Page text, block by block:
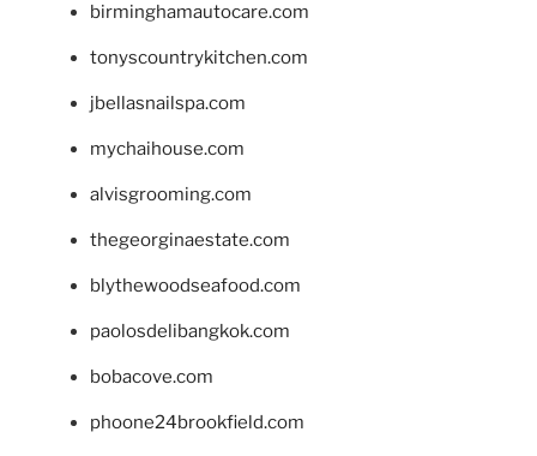
birminghamautocare.com
tonyscountrykitchen.com
jbellasnailspa.com
mychaihouse.com
alvisgrooming.com
thegeorginaestate.com
blythewoodseafood.com
paolosdelibangkok.com
bobacove.com
phoone24brookfield.com